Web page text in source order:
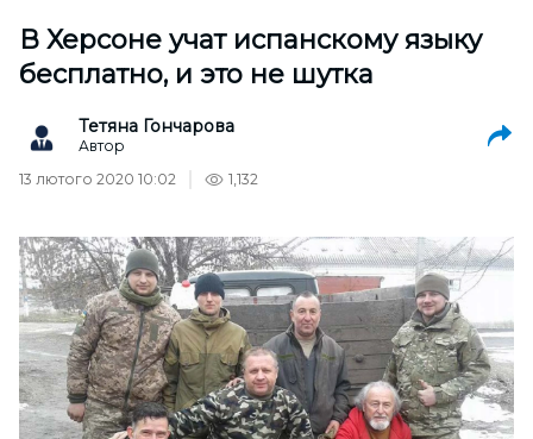
В Херсоне учат испанскому языку
бесплатно, и это не шутка
Тетяна Гончарова
Автор
13 лютого 2020 10:02
1,132